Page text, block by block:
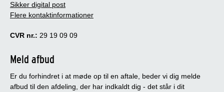
Sikker digital post
Flere kontaktinformationer
CVR nr.: 29 19 09 09
Meld afbud
Er du forhindret i at møde op til en aftale, beder vi dig melde
afbud til den afdeling, der har indkaldt dig - det står i dit